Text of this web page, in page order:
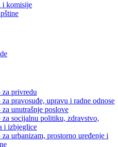
naroda
komisije
za privredu
pravosuđe, upravu i radne odnose
unutrašnje poslove
socijalnu politiku, zdravstvo,